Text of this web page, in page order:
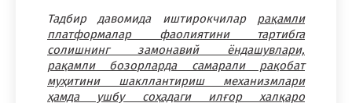
Тадбир давомида иштирокчилар рақамли
платформалар фаолиятини тартибга
солишнинг замонавий ёндашувлари,
рақамли бозорларда самарали рақобат
муҳитини шакллантириш механизмлари
ҳамда ушбу соҳадаги илғор халқаро